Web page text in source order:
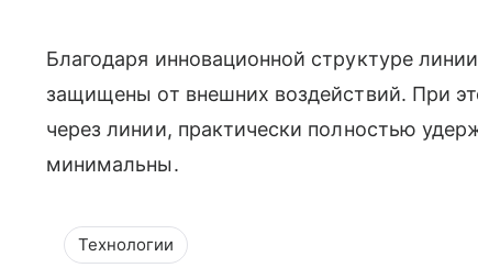
Благодаря инновационной структуре
защищены от внешних воздействий. При
через линии, практически полностью
минимальны.
Технологии